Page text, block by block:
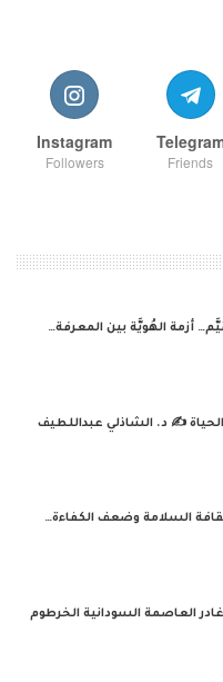
Friends
Instagram
Followers
أزمة الهُويَّة بين المعرفة…
✍️ د. الشاذلي عبداللطيف
السلامة وضعف الكفاءة…
العاصمة السودانية الخرطوم